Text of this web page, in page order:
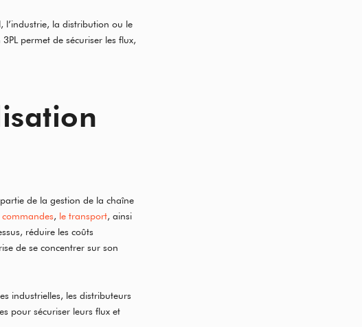
l’industrie, la distribution ou le
permet de sécuriser les flux,
de la gestion de la chaîne
, le transport, ainsi
réduire les coûts
de se concentrer sur son
industrielles, les distributeurs
pour sécuriser leurs flux et